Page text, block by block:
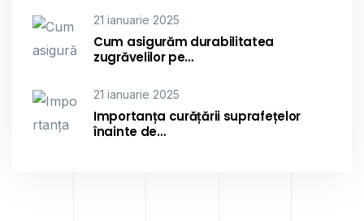
21 ianuarie 2025
Cum asigurăm durabilitatea
zugrăvelilor pe…
21 ianuarie 2025
Importanța curățării suprafețelor
înainte de…